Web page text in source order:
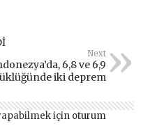
Next
6,8 ve 6,9
iki deprem
için oturum